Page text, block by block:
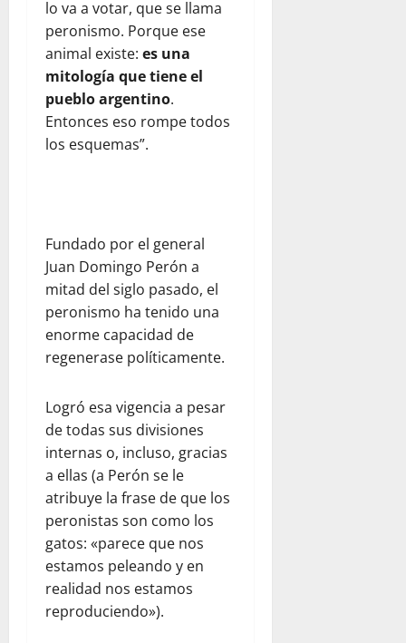
lo va a votar, que se llama
peronismo. Porque ese
animal existe: es una
mitología que tiene el
pueblo argentino.
Entonces eso rompe todos
los esquemas”.
Fundado por el general
Juan Domingo Perón a
mitad del siglo pasado, el
peronismo ha tenido una
enorme capacidad de
regenerase políticamente.
Logró esa vigencia a pesar
de todas sus divisiones
internas o, incluso, gracias
a ellas (a Perón se le
atribuye la frase de que los
peronistas son como los
gatos: «parece que nos
estamos peleando y en
realidad nos estamos
reproduciendo»).